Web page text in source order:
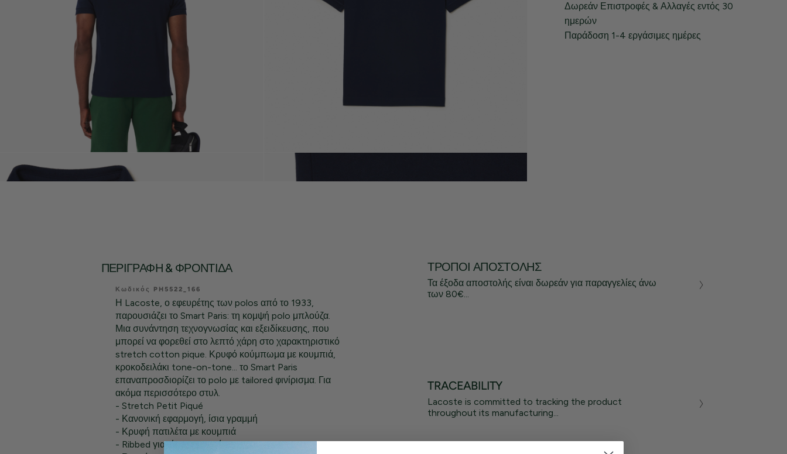
Δωρεάν Επιστροφές & Αλλαγές εντός 30
ημερών
Παράδοση 1-4 εργάσιμες ημέρες
ΠΕΡΙΓΡΑΦΉ & ΦΡΟΝΤΊΔΑ
Κωδικός PH5522_166
Η Lacoste, ο εφευρέτης των polos από το 1933,
παρουσιάζει το Smart Paris: τη κομψή polo μπλούζα.
Μια συνάντηση τεχνογνωσίας και εξειδίκευσης, που
μπορεί να φορεθεί στο λεπτό χάρη στο χαρακτηριστικό
stretch cotton pique. Κρυφό κούμπωμα με κουμπιά,
κροκοδειλάκι tone-on-tone... το Smart Paris
επαναπροσδιορίζει το polo με tailored φινίρισμα. Για
ακόμα περισσότερο στυλ.
- Stretch Petit Piqué
- Κανονική εφαρμογή, ίσια γραμμή
- Κρυφή πατιλέτα με κουμπιά
- Ribbed γιακάς και μανσέτες
ΤΡΌΠΟΙ ΑΠΟΣΤΟΛΉΣ
Τα έξοδα αποστολής είναι δωρεάν για παραγγελίες άνω
των 80€...
TRACEABILITY
Lacoste is committed to tracking the product
throughout its manufacturing...